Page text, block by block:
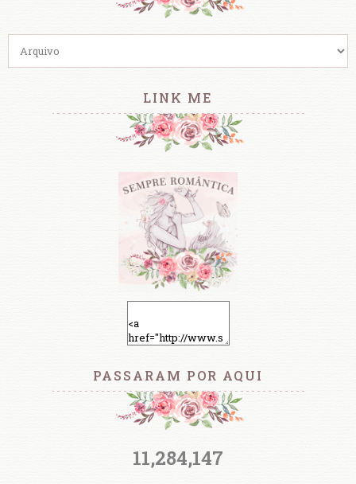
LINK ME
PASSARAM POR AQUI
11,284,147